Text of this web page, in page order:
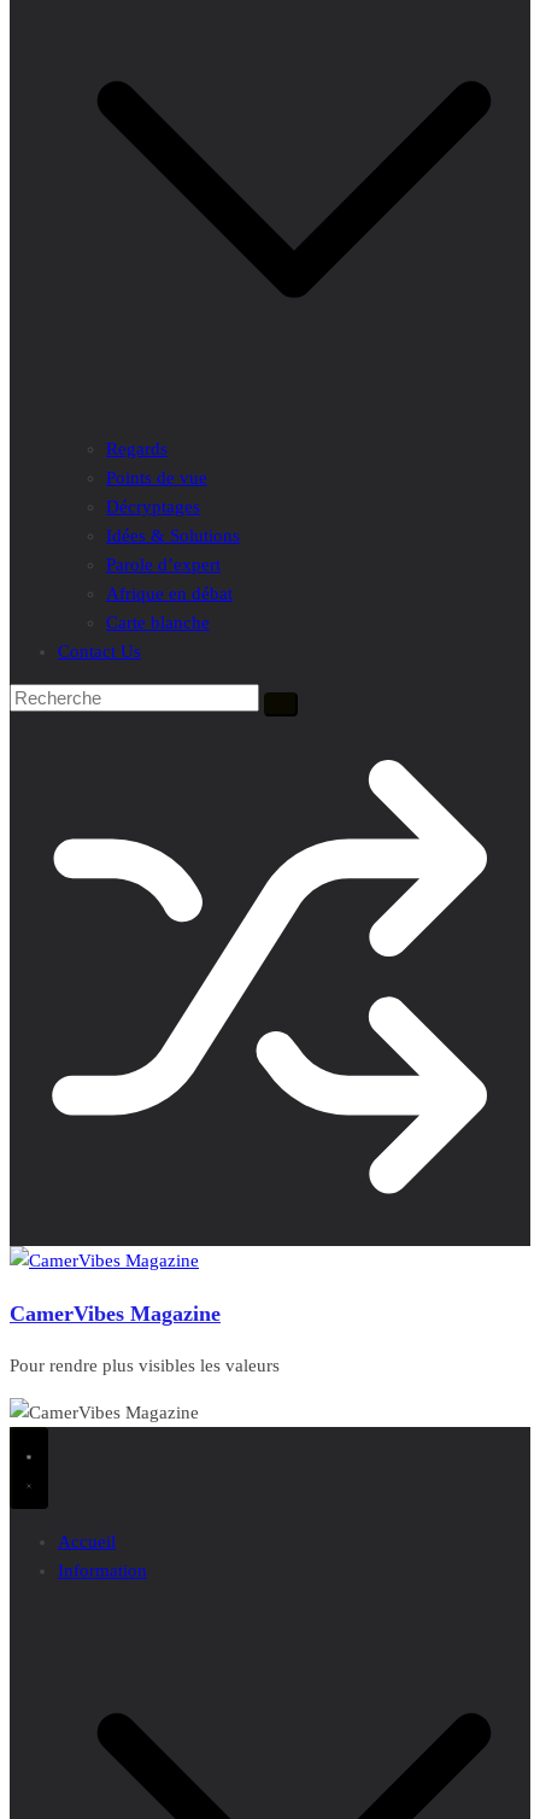
Regards
Points de vue
Décryptages
Idées & Solutions
Parole d’expert
Afrique en débat
Carte blanche
Contact Us
CamerVibes Magazine
Pour rendre plus visibles les valeurs
Accueil
Information